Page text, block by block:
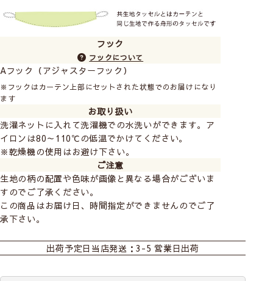
2級遮光
ケイランサス
(ピンク)
3級遮光
シラカバ
(グレー)
(オレンジ)
3級遮光
チューリッペン
(グレー)
2級遮光
テクテクキーウィ
(イエロー)
2級遮光
(グレー)
フック
フックについて
Aフック（アジャスターフック）
※フックはカーテン上部にセットされた状態でのお届けになり
ます
お取り扱い
洗濯ネットに入れて洗濯機での水洗いができます。ア
イロンは80～110℃の低温でかけてください。
※乾燥機の使用はお避け下さい。
ご注意
生地の柄の配置や色味が画像と異なる場合がございま
すのでご了承ください。
この商品はお届け日、時間指定ができませんのでご了
承下さい。
出荷予定日 当店発送：3-5 営業日出荷